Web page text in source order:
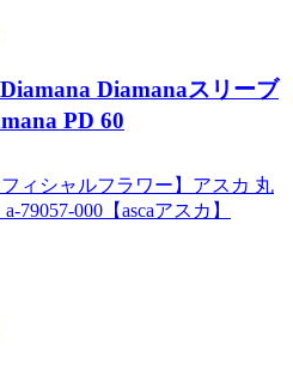
Diamanaスリーブ
PD 60
フィシャルフラワー】アスカ 丸
79057-000【ascaアスカ】